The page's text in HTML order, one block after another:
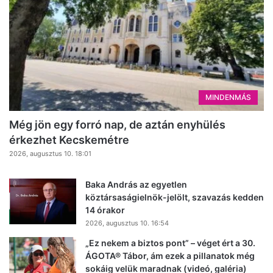
MINDENMÁS
Még jön egy forró nap, de aztán enyhülés
érkezhet Kecskemétre
2026, augusztus 10. 18:01
Baka András az egyetlen
köztársaságielnök-jelölt, szavazás kedden
14 órakor
2026, augusztus 10. 16:54
„Ez nekem a biztos pont” – véget ért a 30.
ÁGOTA® Tábor, ám ezek a pillanatok még
sokáig velük maradnak (videó, galéria)